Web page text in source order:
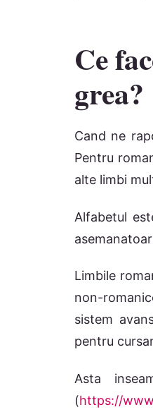
Ce
grea?
Cand ne
Pentru
alte limbi
Alfabetul
Limbile
non-
sistem
pentru
Asta
(https://